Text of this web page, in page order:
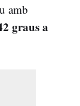
amb
graus a